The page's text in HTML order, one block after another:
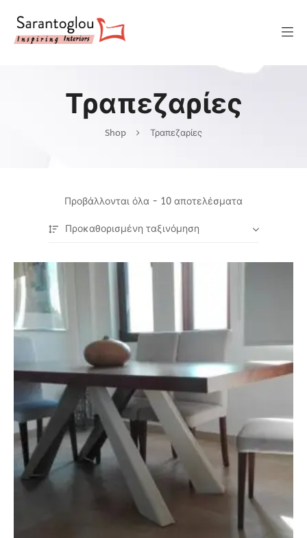
Shop Τραπεζαρίες
Τραπεζαρίες
Προβάλλονται όλα - 10 αποτελέσματα
Προκαθορισμένη ταξινόμηση